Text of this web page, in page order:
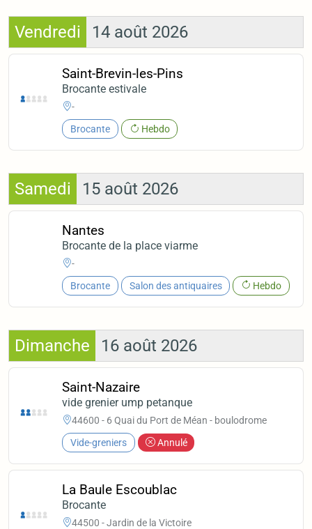
Vendredi 14 août 2026
Saint-Brevin-les-Pins
Brocante estivale
-
Brocante Hebdo
Samedi 15 août 2026
Nantes
Brocante de la place viarme
-
Brocante Salon des antiquaires Hebdo
Dimanche 16 août 2026
Saint-Nazaire
vide grenier ump petanque
44600 - 6 Quai du Port de Méan - boulodrome
Vide-greniers Annulé
La Baule Escoublac
Brocante
44500 - Jardin de la Victoire